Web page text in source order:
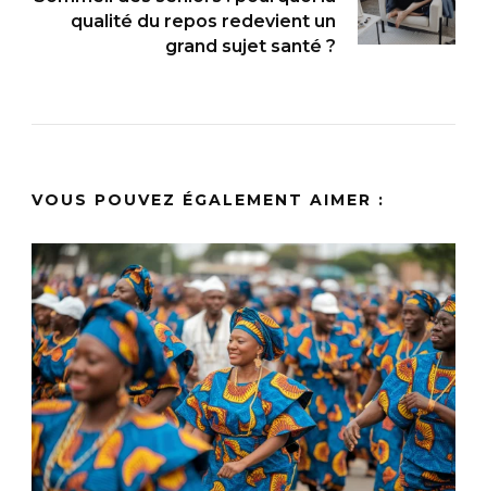
qualité du repos redevient un
grand sujet santé ?
VOUS POUVEZ ÉGALEMENT AIMER :